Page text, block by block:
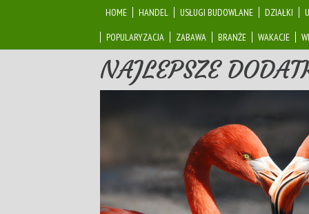
HOME HANDEL USŁUGI BUDOWLANE DZIAŁKI
POPULARYZACJA
ZABAWA BRANŻE WAKACJE
NAJLEPSZE